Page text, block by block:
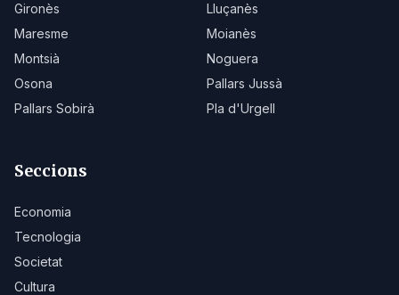
Gironès
Lluçanès
Maresme
Moianès
Montsià
Noguera
Osona
Pallars Jussà
Pallars Sobirà
Pla d'Urgell
Seccions
Economia
Tecnologia
Societat
Cultura